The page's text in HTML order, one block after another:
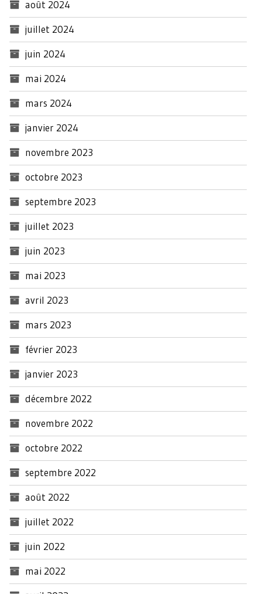
août 2024
juillet 2024
juin 2024
mai 2024
mars 2024
janvier 2024
novembre 2023
octobre 2023
septembre 2023
juillet 2023
juin 2023
mai 2023
avril 2023
mars 2023
février 2023
janvier 2023
décembre 2022
novembre 2022
octobre 2022
septembre 2022
août 2022
juillet 2022
juin 2022
mai 2022